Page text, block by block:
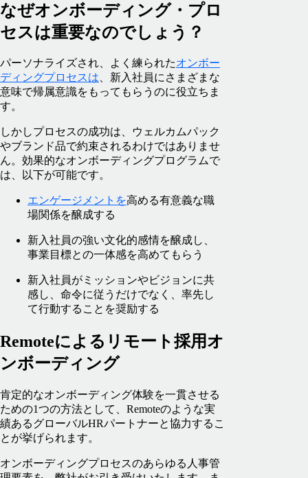
なぜオンボーディング・プロ
セスは重要なのでしょう？
パーソナライズされ、よく練られたオンボー
ディングプロセスは、新入社員にさまざまな
意味で帰属意識をもってもらうのに役立ちま
す。
しかしプロセスの成功は、ウェルカムパック
やブランド品で約束されるわけではありませ
ん。効果的なオンボーディングプログラムで
は、以下が可能です。
エンゲージメントを高める有意義な職
場関係を醸成する
新入社員の強い文化的感情を醸成し、
事業目標との一体感を高めてもらう
新入社員がミッションやビジョンに共
感し、命令に従うだけでなく、率先し
て行動することを奨励する
Remoteによるリモート採用オ
ンボーディング
肯定的なオンボーディング体験を一貫させる
ための1つの方法として、Remoteのような実
績あるグローバルHRパートナーと協力するこ
とが挙げられます。
オンボーディングプロセスのあらゆる人事管